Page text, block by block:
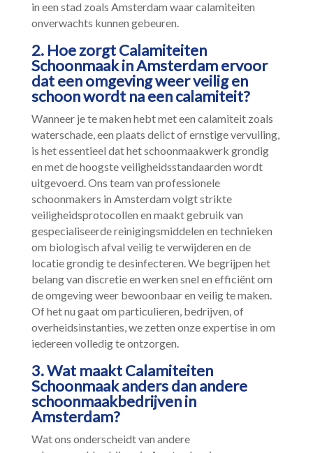
in een stad zoals Amsterdam waar calamiteiten
onverwachts kunnen gebeuren.​
2.​ Hoe zorgt Calamiteiten
Schoonmaak in Amsterdam ervoor
dat een omgeving weer veilig en
schoon wordt na een calamiteit?
Wanneer je te maken hebt met een calamiteit zoals
waterschade, een plaats delict of ernstige vervuiling,
is het essentieel dat het schoonmaakwerk grondig
en met de hoogste veiligheidsstandaarden wordt
uitgevoerd.​ Ons team van professionele
schoonmakers in Amsterdam volgt strikte
veiligheidsprotocollen en maakt gebruik van
gespecialiseerde reinigingsmiddelen en technieken
om biologisch afval veilig te verwijderen en de
locatie grondig te desinfecteren.​ We begrijpen het
belang van discretie en werken snel en efficiënt om
de omgeving weer bewoonbaar en veilig te maken.​
Of het nu gaat om particulieren, bedrijven, of
overheidsinstanties, we zetten onze expertise in om
iedereen volledig te ontzorgen.​
3.​ Wat maakt Calamiteiten
Schoonmaak anders dan andere
schoonmaakbedrijven in
Amsterdam?
Wat ons onderscheidt van andere